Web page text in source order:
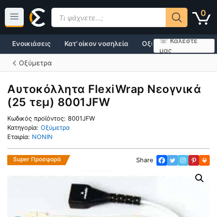
περιεχόμενο
0
Products
search
☏ Καλέστε
μας
Κατ’ οίκον νοσηλεία Οξυγονοθεραπεία
Ενοικιάσεις
Οξύμετρα
Αυτοκόλλητα FlexiWrap Νεογνικά
(25 τεμ) 8001JFW
Κωδικός προϊόντος: 8001JFW
Κατηγορία: Οξύμετρα
Εταιρία: NONIN
Share
Super Προσφορά